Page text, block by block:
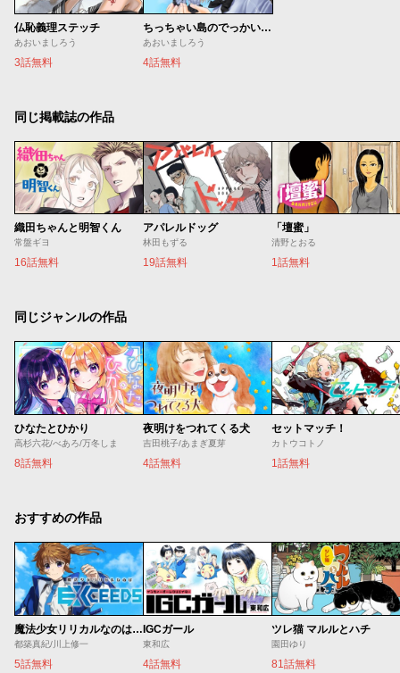
仏恥義理ステッチ
あおいましろう
3話無料
ちっちゃい島のでっかいガール
あおいましろう
4話無料
同じ掲載誌の作品
織田ちゃんと明智くん
常盤ギヨ
16話無料
アパレルドッグ
林田もずる
19話無料
「壇蜜」
清野とおる
1話無料
同じジャンルの作品
ひなたとひかり
高杉六花/べあろ/万冬しま
8話無料
夜明けをつれてくる犬
吉田桃子/あまぎ夏芽
4話無料
セットマッチ！
カトウコトノ
1話無料
おすすめの作品
魔法少女リリカルなのは EXCEEDS
都築真紀/川上修一
5話無料
IGCガール
東和広
4話無料
ツレ猫 マルルとハチ
園田ゆり
81話無料